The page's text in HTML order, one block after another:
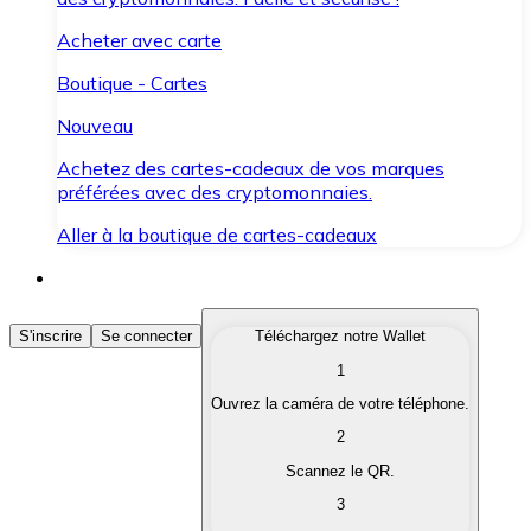
Acheter avec carte
Boutique - Cartes
Nouveau
Achetez des cartes-cadeaux de vos marques
préférées avec des cryptomonnaies.
Aller à la boutique de cartes-cadeaux
Acheter des Cryptomonnaies
Achetez les cryptomonnaies qui vous intéressent
Convertissez vos cryptomonnaies en monnaie
S'inscrire Se connecter
Téléchargez notre Wallet
1
Ouvrez la caméra de votre téléphone.
2
Scannez le QR.
3